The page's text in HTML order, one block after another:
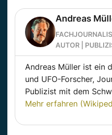
Andreas
AUTOR |
Andreas Müller ist ein
und UFO-Forscher,
Publizist mit dem
Mehr erfahren